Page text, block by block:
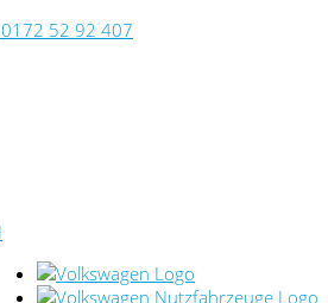
0172 52 92 407